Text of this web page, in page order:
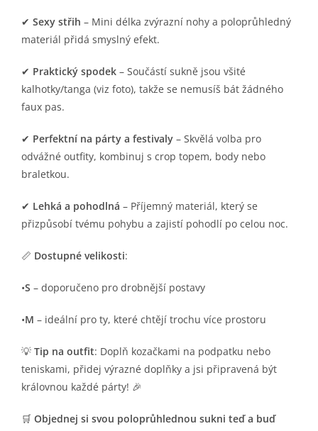
✔ Sexy střih – Mini délka zvýrazní nohy a poloprůhledný
materiál přidá smyslný efekt.
✔ Praktický spodek – Součástí sukně jsou všité
kalhotky/tanga (viz foto), takže se nemusíš bát žádného
faux pas.
✔ Perfektní na párty a festivaly – Skvělá volba pro
odvážné outfity, kombinuj s crop topem, body nebo
braletkou.
✔ Lehká a pohodlná – Příjemný materiál, který se
přizpůsobí tvému pohybu a zajistí pohodlí po celou noc.
📏 Dostupné velikosti:
•S – doporučeno pro drobnější postavy
•M – ideální pro ty, které chtějí trochu více prostoru
💡 Tip na outfit: Doplň kozačkami na podpatku nebo
teniskami, přidej výrazné doplňky a jsi připravená být
královnou každé párty! 🎉
🛒 Objednej si svou poloprůhlednou sukni teď a buď